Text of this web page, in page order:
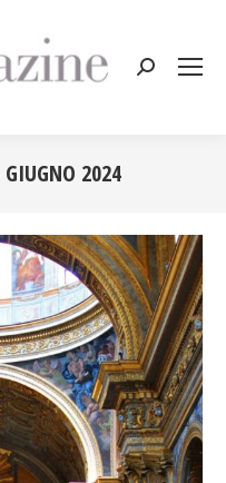
Cerca:
GIUGNO 2024